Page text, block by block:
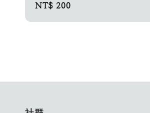
Regular
NT$ 200